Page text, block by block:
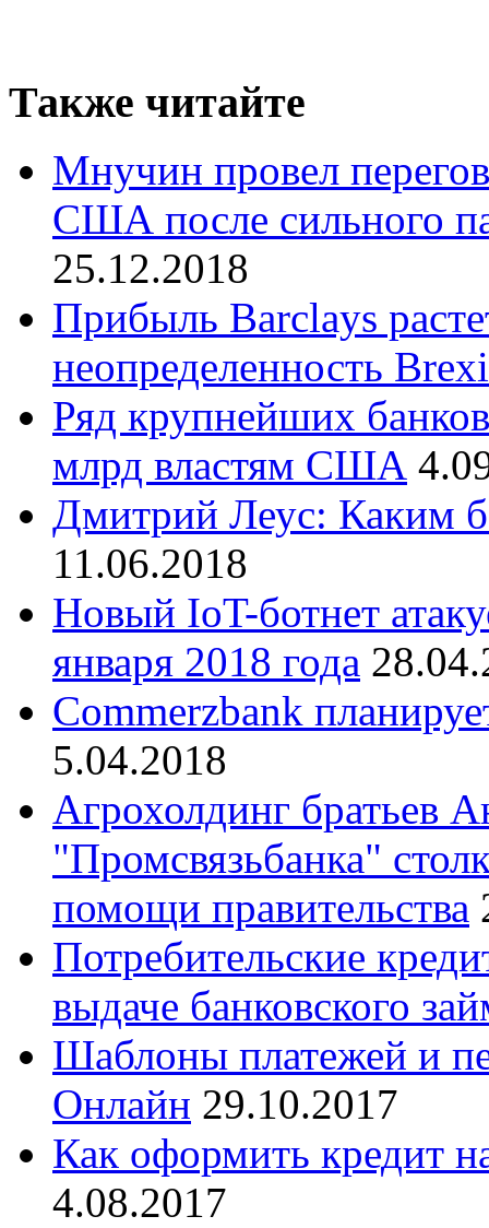
Также читайте
Мнучин провел
США после сильного
25.12.2018
Прибыль Barclays
неопределенность
Ряд крупнейших
млрд властям США
Дмитрий Леус: Каким
11.06.2018
Новый IoT-ботнет
января 2018 года
Commerzbank
5.04.2018
Агрохолдинг братьев
"Промсвязьбанка"
помощи правительства
Потребительские
выдаче банковского
Шаблоны платежей и
Онлайн 29.10.2017
Как оформить кредит
4.08.2017